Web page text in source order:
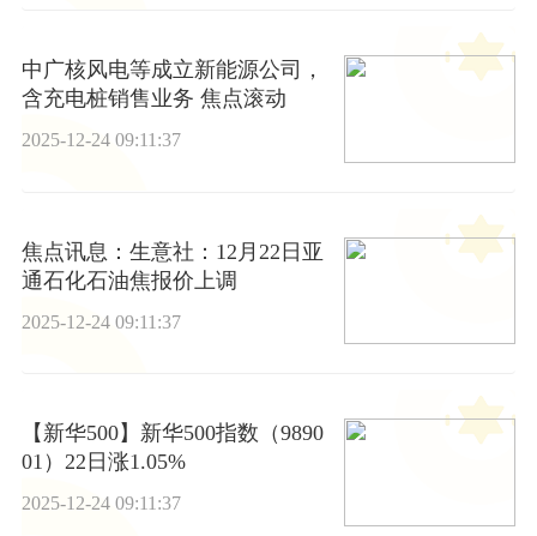
中广核风电等成立新能源公司，
含充电桩销售业务 焦点滚动
2025-12-24 09:11:37
焦点讯息：生意社：12月22日亚
通石化石油焦报价上调
2025-12-24 09:11:37
【新华500】新华500指数（9890
01）22日涨1.05%
2025-12-24 09:11:37